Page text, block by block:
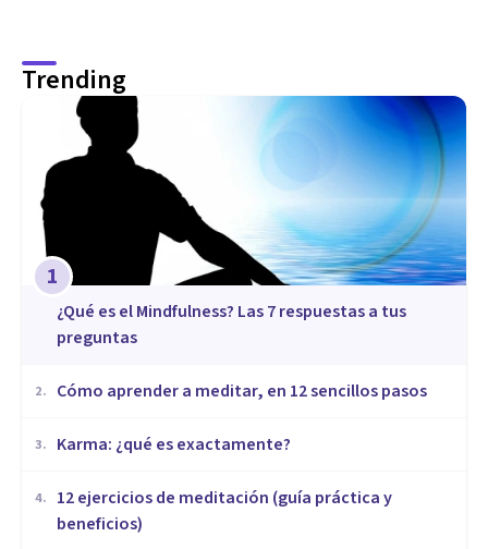
Trending
1
¿Qué es el Mindfulness? Las 7 respuestas a tus
preguntas
2. Cómo aprender a meditar, en 12 sencillos pasos
3. ​Karma: ¿qué es exactamente?
4.
12 ejercicios de meditación (guía práctica y
beneficios)